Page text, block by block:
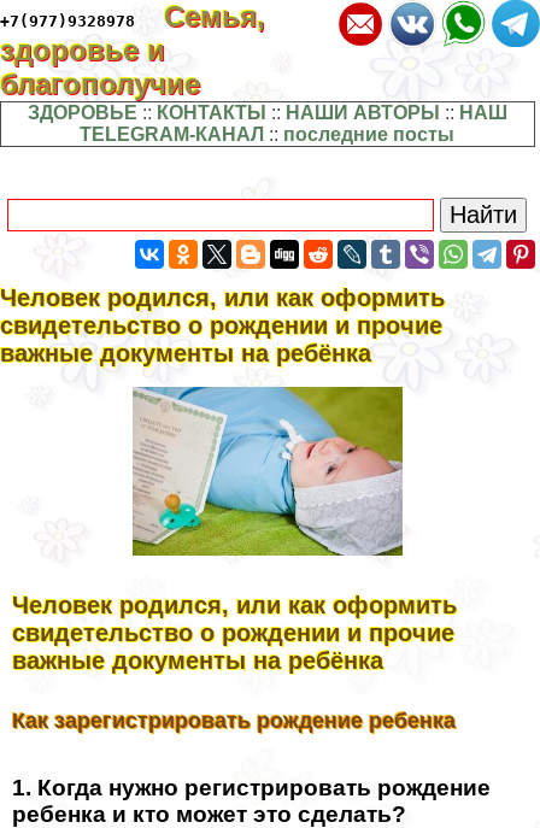
+7(977)9328978
Семья,
здоровье и
благополучие
ЗДОРОВЬЕ :: КОНТАКТЫ :: НАШИ АВТОРЫ :: НАШ
TELEGRAM-КАНАЛ :: последние посты
Человек родился, или как оформить
свидетельство о рождении и прочие
важные документы на ребёнка
Человек родился, или как оформить
свидетельство о рождении и прочие
важные документы на ребёнка
Как зарегистрировать рождение ребенка
1. Когда нужно регистрировать рождение
ребенка и кто может это сделать?